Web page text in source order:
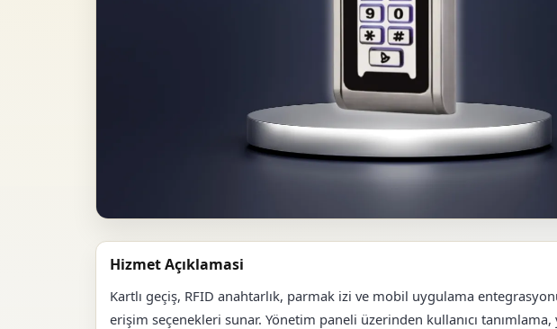
Hizmet Açıklamasi
Kartlı geçiş, RFID anahtarlık, parmak izi ve mobil uygulama
erişim seçenekleri sunar. Yönetim paneli üzerinden kullanıcı